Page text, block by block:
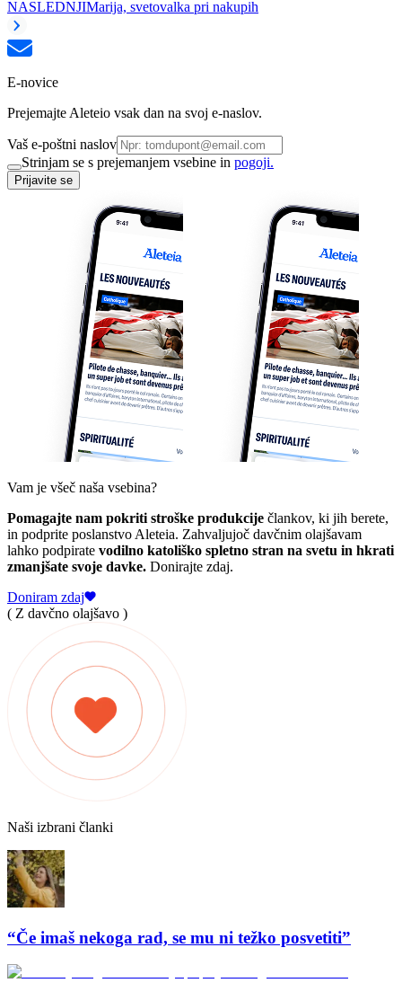
NASLEDNJIMarija, svetovalka pri nakupih
E-novice
Prejemajte Aleteio vsak dan na svoj e-naslov.
Vaš e-poštni naslov
Strinjam se s prejemanjem vsebine in pogoji.
Prijavite se
Vam je všeč naša vsebina?
Pomagajte nam pokriti stroške produkcije člankov, ki jih berete,
in podprite poslanstvo Aleteia. Zahvaljujoč davčnim olajšavam
lahko podpirate vodilno katoliško spletno stran na svetu in hkrati
zmanjšate svoje davke. Donirajte zdaj.
Doniram zdaj
( Z davčno olajšavo )
Naši izbrani članki
“Če imaš nekoga rad, se mu ni težko posvetiti”